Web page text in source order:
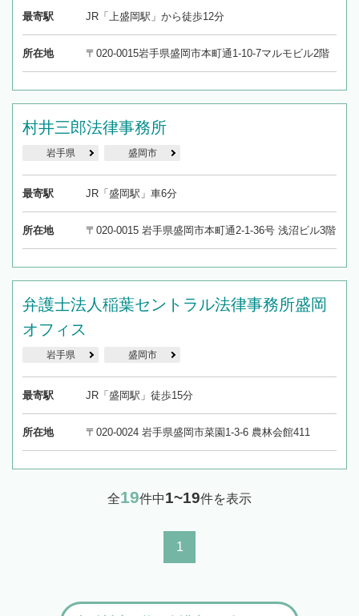
最寄駅 JR「上盛岡駅」から徒歩12分
所在地 〒020-0015岩手県盛岡市本町通1-10-7マルモビル2階
村井三郎法律事務所
岩手県 盛岡市
最寄駅 JR「盛岡駅」車6分
所在地 〒020-0015 岩手県盛岡市本町通2-1-36号 浅沼ビル3階
弁護士法人稲葉セントラル法律事務所盛岡
オフィス
岩手県 盛岡市
最寄駅 JR「盛岡駅」徒歩15分
所在地 〒020-0024 岩手県盛岡市菜園1-3-6 農林会館411
全19件中1~19件を表示
1